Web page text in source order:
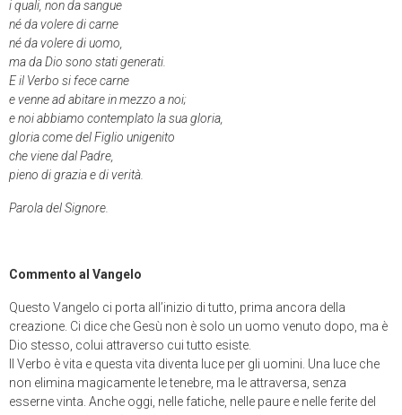
i quali, non da sangue
né da volere di carne
né da volere di uomo,
ma da Dio sono stati generati.
E il Verbo si fece carne
e venne ad abitare in mezzo a noi;
e noi abbiamo contemplato la sua gloria,
gloria come del Figlio unigenito
che viene dal Padre,
pieno di grazia e di verità.
Parola del Signore.
Commento al Vangelo
Questo Vangelo ci porta all’inizio di tutto, prima ancora della
creazione. Ci dice che Gesù non è solo un uomo venuto dopo, ma è
Dio stesso, colui attraverso cui tutto esiste.
Il Verbo è vita e questa vita diventa luce per gli uomini. Una luce che
non elimina magicamente le tenebre, ma le attraversa, senza
esserne vinta. Anche oggi, nelle fatiche, nelle paure e nelle ferite del